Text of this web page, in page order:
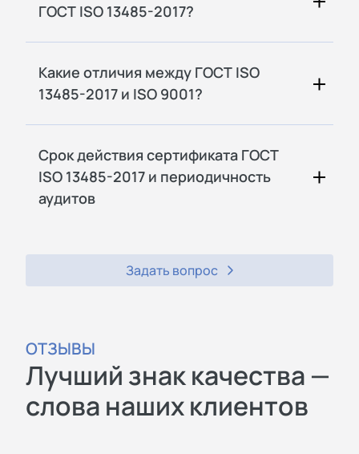
ГОСТ ISO 13485-2017?
Какие отличия между ГОСТ ISO
13485-2017 и ISO 9001?
Срок действия сертификата ГОСТ
ISO 13485-2017 и периодичность
аудитов
Задать вопрос
ОТЗЫВЫ
Лучший знак качества —
слова наших клиентов